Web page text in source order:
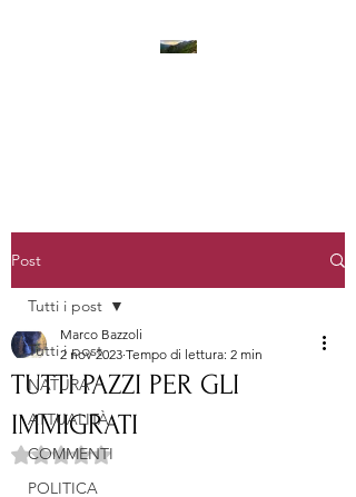
Post
Tutti i post
NATURA
ATTUALITÀ
COMMENTI
POLITICA
Tutti i post
TUTTI PAZZI PER GLI
IMMIGRATI
Marco Bazzoli
2 nov 2023 Tempo di lettura: 2 min
Valutazione NaN stelle su 5.